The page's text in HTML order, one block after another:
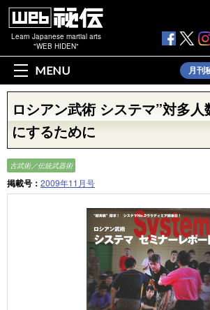
Learn Japanese martial arts
"WEB HIDEN"
MENU 月刊
ロシアン武術 システマ”対多
にするために
古武術／伝統武器術
掲載号： 2009年11月号